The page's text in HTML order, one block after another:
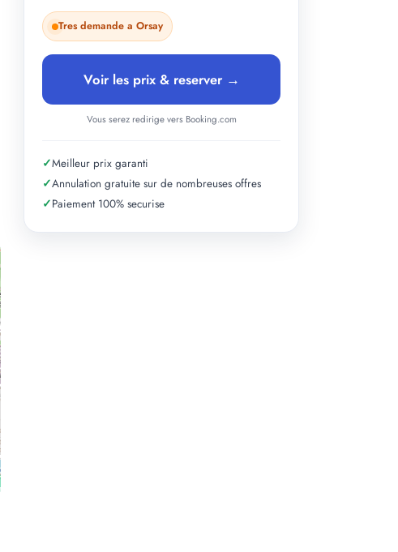
Tres demande a Orsay
Voir les prix & reserver →
Vous serez redirige vers Booking.com
✓Meilleur prix garanti
✓Annulation gratuite sur de nombreuses offres
✓Paiement 100% securise